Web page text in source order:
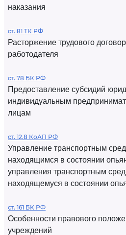
наказания
ст. 81 ТК РФ
Расторжение трудового
работодателя
ст. 78 БК РФ
Предоставление субсидий
индивидуальным
лицам
ст. 12.8 КоАП РФ
Управление транспортным
находящимся в состоянии
управления транспортным
находящемуся в состоянии
ст. 161 БК РФ
Особенности правового
учреждений